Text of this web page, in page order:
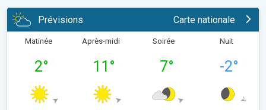
Prévisions Carte nationale
Matinée
2°
Après-midi
11 °
Soirée
7°
Nuit
-2°